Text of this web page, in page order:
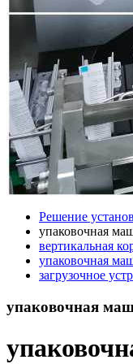
Решение
упаковочная
вертикальная
упаковочная
загрузочное
упаковочная